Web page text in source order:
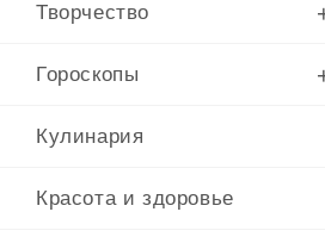
Творчество
Гороскопы
Кулинария
Красота и здоровье